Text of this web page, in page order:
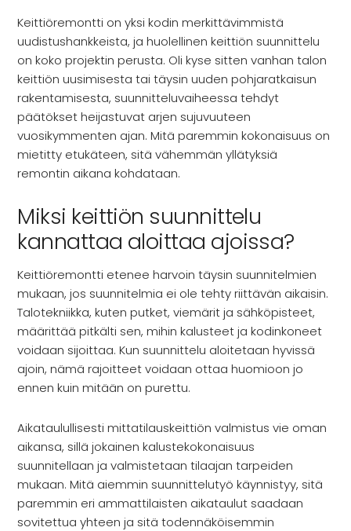
Galleria
Asiakaskokemuksia
ARKKIkauppa
€0,00
PALVELUT
Suunnittelijoille
Projektimyynti
MEISTÄ
Yhteystiedot
Tiimi
Tarina
Rekry
Keittiöremontti on yksi kodin merkittävimmistä
uudistushankkeista, ja huolellinen keittiön suunnittelu
on koko projektin perusta. Oli kyse sitten vanhan talon
keittiön uusimisesta tai täysin uuden pohjaratkaisun
rakentamisesta, suunnitteluvaiheessa tehdyt
päätökset heijastuvat arjen sujuvuuteen
vuosikymmenten ajan. Mitä paremmin kokonaisuus on
mietitty etukäteen, sitä vähemmän yllätyksiä
remontin aikana kohdataan.
Miksi keittiön suunnittelu
kannattaa aloittaa ajoissa?
Keittiöremontti etenee harvoin täysin suunnitelmien
mukaan, jos suunnitelmia ei ole tehty riittävän aikaisin.
Talotekniikka, kuten putket, viemärit ja sähköpisteet,
määrittää pitkälti sen, mihin kalusteet ja kodinkoneet
voidaan sijoittaa. Kun suunnittelu aloitetaan hyvissä
ajoin, nämä rajoitteet voidaan ottaa huomioon jo
ennen kuin mitään on purettu.
Aikataulullisesti mittatilauskeittiön valmistus vie oman
aikansa, sillä jokainen kalustekokonaisuus
suunnitellaan ja valmistetaan tilaajan tarpeiden
mukaan. Mitä aiemmin suunnittelutyö käynnistyy, sitä
paremmin eri ammattilaisten aikataulut saadaan
sovitettua yhteen ja sitä todennäköisemmin